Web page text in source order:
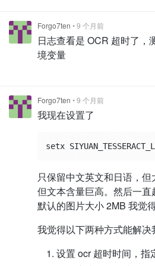
Forgo7ten •9 个月前
日志查看是 OCR 超时了，
境变量
Forgo7ten •9 个月前
我现在设置了
setx
只保留中文英文和日语，
但文本含量巨高。然后一直
默认的图片大小 2MB 我觉
我觉得以下两种方式能解决
设置 ocr 超时时间，指